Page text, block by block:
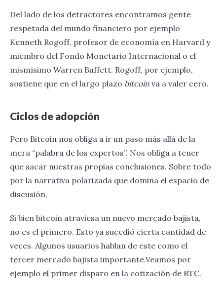
Del lado de los detractores encontramos gente
respetada del mundo financiero por ejemplo
Kenneth Rogoff, profesor de economía en Harvard y
miembro del Fondo Monetario Internacional o el
mismísimo Warren Buffett. Rogoff, por ejemplo,
sostiene que en el largo plazo bitcoin va a valer cero.
Ciclos de adopción
Pero Bitcoin nos obliga a ir un paso más allá de la
mera “palabra de los expertos”. Nos obliga a tener
que sacar nuestras propias conclusiones. Sobre todo
por la narrativa polarizada que domina el espacio de
discusión.
Si bien bitcoin atraviesa un nuevo mercado bajista,
no es el primero. Esto ya sucedió cierta cantidad de
veces. Algunos usuarios hablan de este como el
tercer mercado bajista importante.Veamos por
ejemplo el primer disparo en la cotización de BTC.